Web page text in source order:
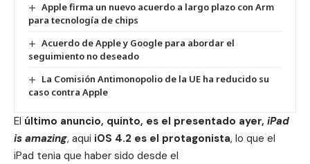
Apple firma un nuevo acuerdo a largo plazo con Arm
para tecnología de chips
Acuerdo de Apple y Google para abordar el
seguimiento no deseado
La Comisión Antimonopolio de la UE ha reducido su
caso contra Apple
El último anuncio, quinto, es el presentado ayer, iPad
is amazing, aqui iOS 4.2 es el protagonista, lo que el
iPad tenia que haber sido desde el